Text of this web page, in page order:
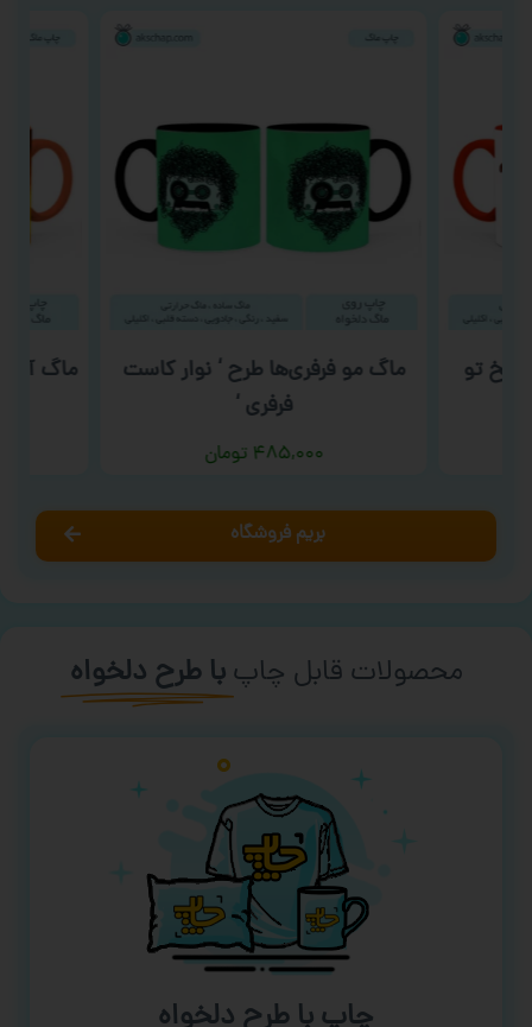
تو
ماگ مو فرفری‌ها طرح ‘ نوار کاست
فرفری ‘
۴۸۵,۰۰۰ تومان
ماگ
بریم فروشگاه
محصولات قابل چاپ با طرح دلخواه
چاپ با طرح دلخواه